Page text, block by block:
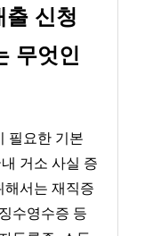
출 신청
무엇인
필요한 기본
거소 사실 증
해서는 재직증
수영수증 등